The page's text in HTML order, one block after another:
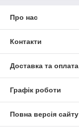
Про нас
Контакти
Доставка та оплата
Графік роботи
Повна версія сайту